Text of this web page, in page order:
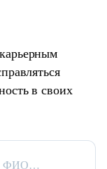
в своих
ФИО…